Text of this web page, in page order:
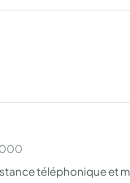
téléphonique et